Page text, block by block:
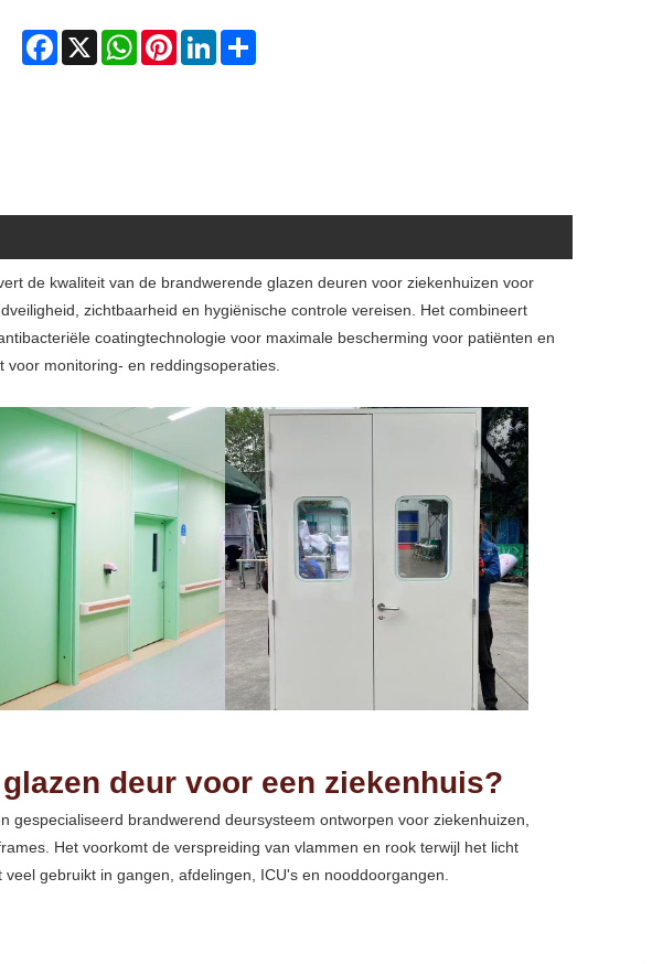
Facebook
X WhatsAppPinterestLinkedInShare
de kwaliteit van de brandwerende glazen deuren voor ziekenhuizen voor
zichtbaarheid en hygiënische controle vereisen. Het combineert
coatingtechnologie voor maximale bescherming voor patiënten en
monitoring- en reddingsoperaties.
deur voor een ziekenhuis?
gespecialiseerd brandwerend deursysteem ontworpen voor ziekenhuizen,
Het voorkomt de verspreiding van vlammen en rook terwijl het licht
gebruikt in gangen, afdelingen, ICU's en nooddoorgangen.